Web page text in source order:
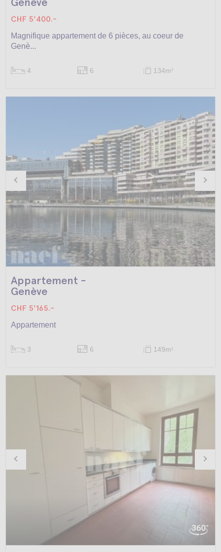
CHF 5'400.-
Magnifique appartement de 6 pièces, au coeur de
Genè...
4 6 134m2
Appartement -
Genève
CHF 5'165.-
Appartement
3 6 149m2